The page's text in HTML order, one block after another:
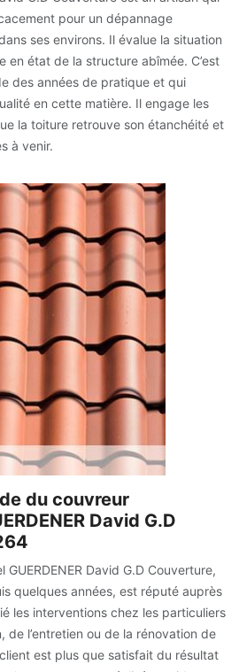
pour un dépannage
ses environs. Il évalue la situation
en état de la structure abîmée. C’est
des années de pratique et qui
en cette matière. Il engage les
la toiture retrouve son étanchéité et
à venir.
du couvreur
David G.D
David G.D Couverture,
quelques années, est réputé auprès
les interventions chez les particuliers
de l’entretien ou de la rénovation de
est plus que satisfait du résultat